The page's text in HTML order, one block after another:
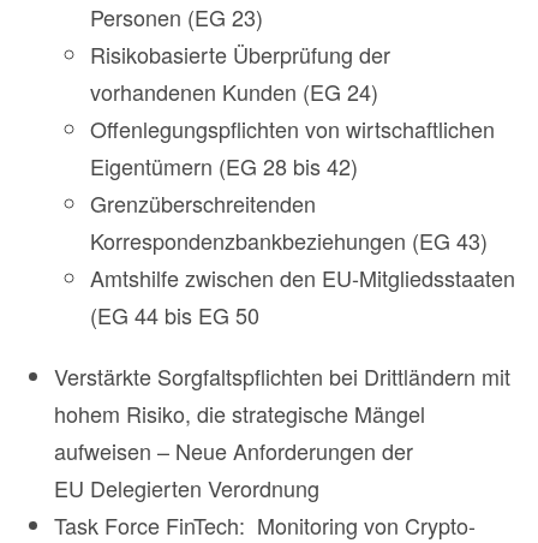
Personen (EG 23)
Risikobasierte Überprüfung der
vorhandenen Kunden (EG 24)
Offenlegungspflichten von wirtschaftlichen
Eigentümern (EG 28 bis 42)
Grenzüberschreitenden
Korrespondenzbankbeziehungen (EG 43)
Amtshilfe zwischen den EU-Mitgliedsstaaten
(EG 44 bis EG 50
Verstärkte Sorgfaltspflichten bei Drittländern mit
hohem Risiko, die strategische Mängel
aufweisen – Neue Anforderungen der
EU Delegierten Verordnung
Task Force FinTech: Monitoring von Crypto-